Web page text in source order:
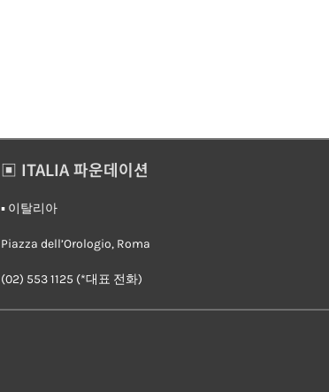
▣ ITALIA 파운데이션
▪︎ 이탈리아
Piazza dell’Orologio, Roma
(02) 553 1125 (*대표 전화)